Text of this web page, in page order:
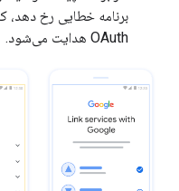
برنامه خطایی رخ دهد،
OAuth هدایت می‌شود.